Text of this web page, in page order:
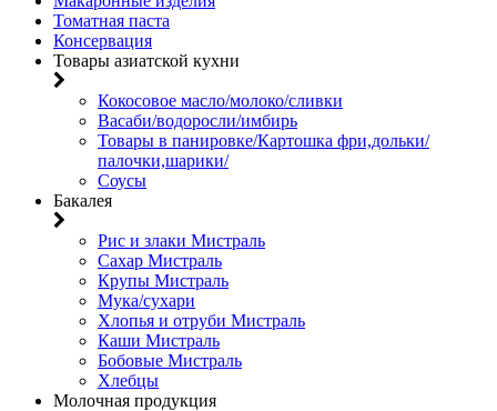
Томатная паста
Консервация
Товары азиатской кухни
Кокосовое масло/молоко/сливки
Васаби/водоросли/имбирь
Товары в панировке/Картошка фри,дольки/
палочки,шарики/
Соусы
Бакалея
Рис и злаки Мистраль
Сахар Мистраль
Крупы Мистраль
Мука/сухари
Хлопья и отруби Мистраль
Каши Мистраль
Бобовые Мистраль
Хлебцы
Молочная продукция